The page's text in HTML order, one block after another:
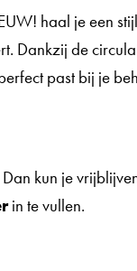
haal je een
Dankzij de
past bij je
kun je
in te vullen.